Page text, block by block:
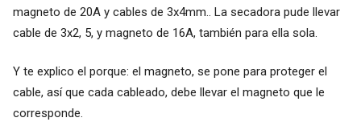
magneto de 20A y cables de 3x4mm.. La secadora pude llevar
cable de 3x2, 5, y magneto de 16A, también para ella sola.
Y te explico el porque: el magneto, se pone para proteger el
cable, así que cada cableado, debe llevar el magneto que le
corresponde.